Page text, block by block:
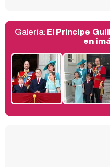
Galería:El Príncipe
en